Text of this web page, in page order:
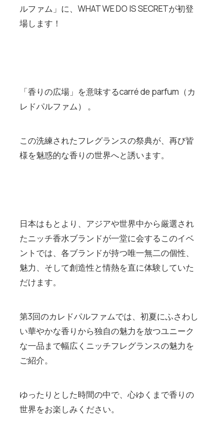
ルファム」に、WHAT WE DO IS SECRETが初登
場します！
「香りの広場」を意味するcarré de parfum（カ
レドパルファム） 。
この洗練されたフレグランスの祭典が、再び皆
様を魅惑的な香りの世界へと誘います。
日本はもとより、アジアや世界中から厳選され
たニッチ香水ブランドが一堂に会するこのイベ
ントでは、各ブランドが持つ唯一無二の個性、
魅力、そして創造性と情熱を直に体験していた
だけます。
第3回のカレドパルファムでは、初夏にふさわし
い華やかな香りから独自の魅力を放つユニーク
な一品まで幅広くニッチフレグランスの魅力を
ご紹介。
ゆったりとした時間の中で、心ゆくまで香りの
世界をお楽しみください。